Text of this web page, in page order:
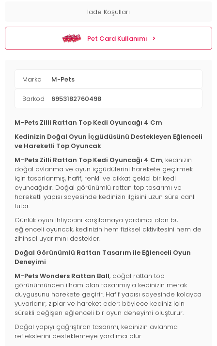
İade Koşulları
Pet Card Kullanımı
Marka M-Pets
Barkod 6953182760498
M-Pets Zilli Rattan Top Kedi Oyuncağı 4 Cm
Kedinizin Doğal Oyun İçgüdüsünü Destekleyen Eğlenceli
ve Hareketli Top Oyuncak
M-Pets Zilli Rattan Top Kedi Oyuncağı 4 Cm, kedinizin
doğal avlanma ve oyun içgüdülerini harekete geçirmek
için tasarlanmış, hafif, renkli ve dikkat çekici bir kedi
oyuncağıdır. Doğal görünümlü rattan top tasarımı ve
hareketli yapısı sayesinde kedinizin ilgisini uzun süre canlı
tutar.
Günlük oyun ihtiyacını karşılamaya yardımcı olan bu
eğlenceli oyuncak, kedinizin hem fiziksel aktivitesini hem de
zihinsel uyarımını destekler.
Doğal Görünümlü Rattan Tasarım ile Eğlenceli Oyun
Deneyimi
M-Pets Wonders Rattan Ball, doğal rattan top
görünümünden ilham alan tasarımıyla kedinizin merak
duygusunu harekete geçirir. Hafif yapısı sayesinde kolayca
yuvarlanır, zıplar ve hareket eder; böylece kediniz için
sürekli değişen eğlenceli bir oyun deneyimi oluşturur.
Doğal yapıyı çağrıştıran tasarımı, kedinizin avlanma
reflekslerini desteklemeye yardımcı olur.